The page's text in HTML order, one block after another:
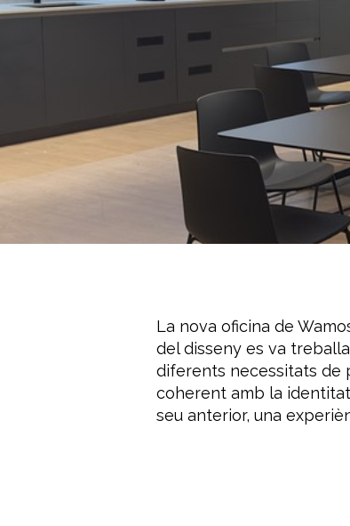
La nova oficina de
del disseny es va
diferents necessitats de
coherent amb la identitat
seu anterior, una